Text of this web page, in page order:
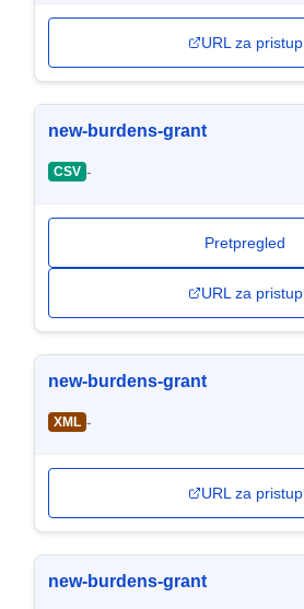
URL za pristup
new-burdens-grant
CSV -
Pretpregled
URL za pristup
new-burdens-grant
XML -
URL za pristup
new-burdens-grant